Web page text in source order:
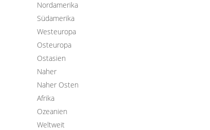
Nordamerika
Südamerika
Westeuropa
Osteuropa
Ostasien
Naher
Naher Osten
Afrika
Ozeanien
Weltweit